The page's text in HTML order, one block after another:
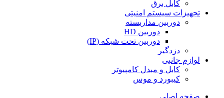
کابل برق
تجهیزات سیستم امنیتی
دوربین مداربسته
دوربین HD
دوربین تحت شبکه (IP)
دزدگیر
لوازم جانبی
کابل و مبدل کامپیوتر
کیبورد و موس
صفحه اصلی